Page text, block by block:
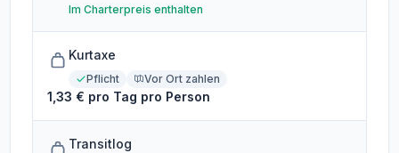
Im Charterpreis enthalten
Kurtaxe
Pflicht Vor Ort zahlen
1,33 € pro Tag pro Person
Transitlog